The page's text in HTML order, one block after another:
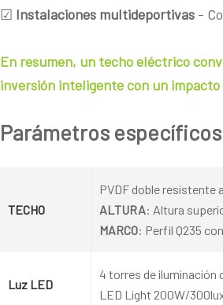
☑ Instalaciones multideportivas -
En resumen, un techo eléctrico
inversión inteligente con un impacto
Parámetros
TECHO
PVDF doble resistente
ALTURA: Altura
MARCO: Perfil Q235
Luz LED
4 torres de iluminación
LED Light 200W/